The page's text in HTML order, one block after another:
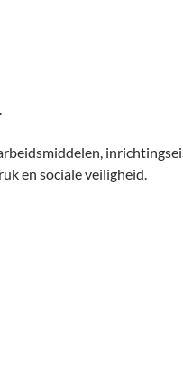
en sociale veiligheid.